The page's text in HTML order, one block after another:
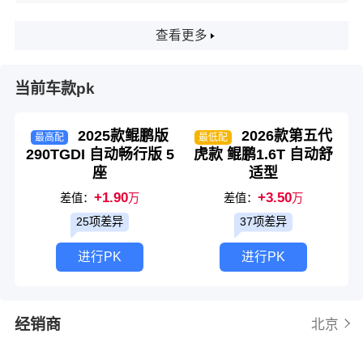
查看更多
当前车款pk
最高配
2025款鲲鹏版
290TGDI 自动畅行版 5
座
差值：+1.90万
25项差异
进行PK
最低配
2026款第五代
虎款 鲲鹏1.6T 自动舒
适型
差值： +3.50万
37项差异
进行PK
经销商 北京